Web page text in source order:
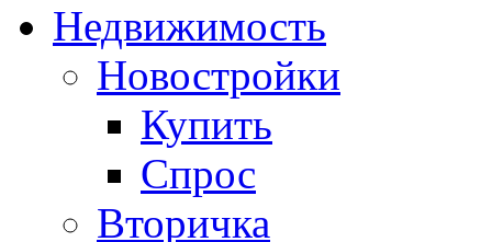
Недвижимость
Новостройки
Купить
Спрос
Вторичка